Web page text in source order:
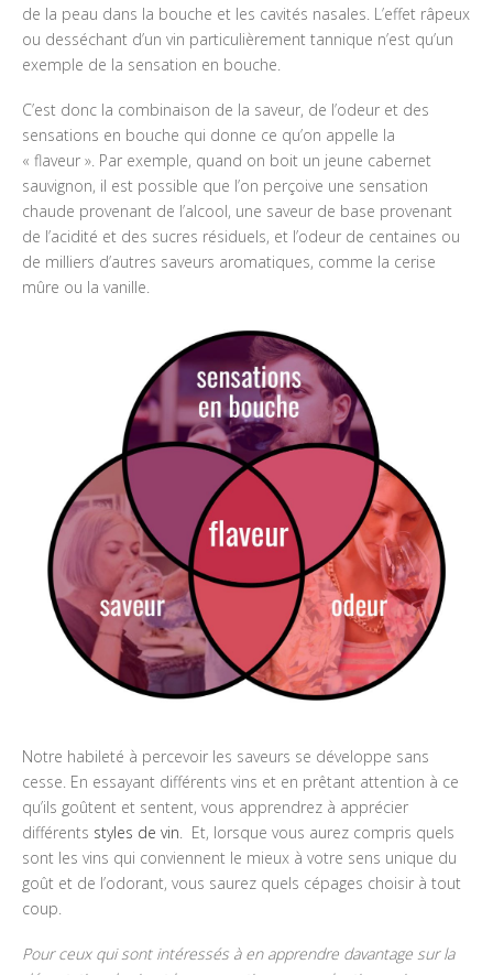
de la peau dans la bouche et les cavités nasales. L’effet râpeux
ou desséchant d’un vin particulièrement tannique n’est qu’un
exemple de la sensation en bouche.
C’est donc la combinaison de la saveur, de l’odeur et des
sensations en bouche qui donne ce qu’on appelle la
« flaveur ». Par exemple, quand on boit un jeune cabernet
sauvignon, il est possible que l’on perçoive une sensation
chaude provenant de l’alcool, une saveur de base provenant
de l’acidité et des sucres résiduels, et l’odeur de centaines ou
de milliers d’autres saveurs aromatiques, comme la cerise
mûre ou la vanille.
Notre habileté à percevoir les saveurs se développe sans
cesse. En essayant différents vins et en prêtant attention à ce
qu’ils goûtent et sentent, vous apprendrez à apprécier
différents styles de vin. Et, lorsque vous aurez compris quels
sont les vins qui conviennent le mieux à votre sens unique du
goût et de l’odorant, vous saurez quels cépages choisir à tout
coup.
Pour ceux qui sont intéressés à en apprendre davantage sur la